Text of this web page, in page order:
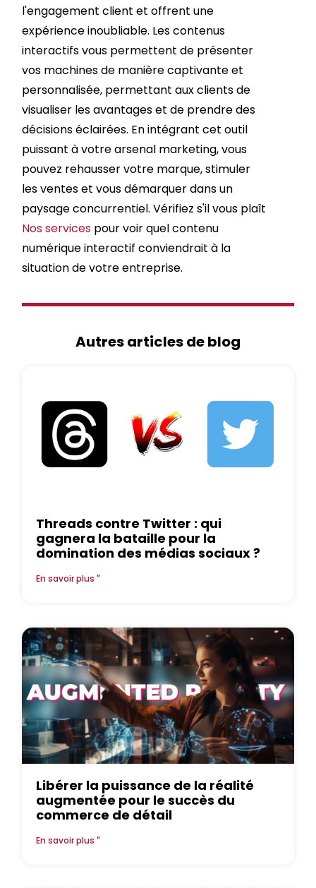
l'engagement client et offrent une
expérience inoubliable. Les contenus
interactifs vous permettent de présenter
vos machines de manière captivante et
personnalisée, permettant aux clients de
visualiser les avantages et de prendre des
décisions éclairées. En intégrant cet outil
puissant à votre arsenal marketing, vous
pouvez rehausser votre marque, stimuler
les ventes et vous démarquer dans un
paysage concurrentiel. Vérifiez s'il vous plaît
Nos services pour voir quel contenu
numérique interactif conviendrait à la
situation de votre entreprise.
Autres articles de blog
Threads contre Twitter : qui
gagnera la bataille pour la
domination des médias sociaux ?
En savoir plus "
Libérer la puissance de la réalité
augmentée pour le succès du
commerce de détail
En savoir plus "